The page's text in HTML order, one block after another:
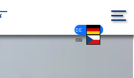
DE
EN
FR
ES
PL
IT
NL
HU
CS